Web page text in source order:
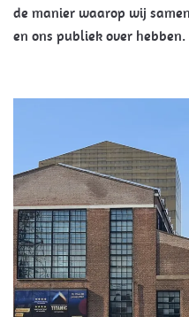
de manier waarop wij
en ons publiek over hebben.